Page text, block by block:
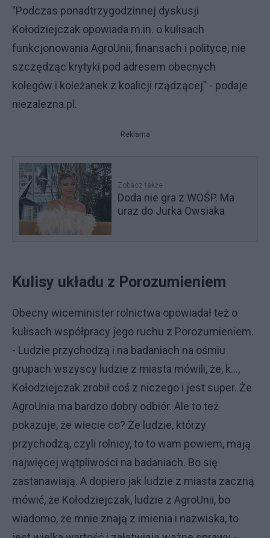
"Podczas ponadtrzygodzinnej dyskusji
Kołodziejczak opowiada m.in. o kulisach
funkcjonowania AgroUnii, finansach i polityce, nie
szczędząc krytyki pod adresem obecnych
kolegów i koleżanek z koalicji rządzącej" - podaje
niezalezna.pl.
Reklama
Zobacz także
Doda nie gra z WOŚP. Ma
uraz do Jurka Owsiaka
Kulisy układu z Porozumieniem
Obecny wiceminister rolnictwa opowiadał też o
kulisach współpracy jego ruchu z Porozumieniem.
- Ludzie przychodzą i na badaniach na ośmiu
grupach wszyscy ludzie z miasta mówili, że, k...,
Kołodziejczak zrobił coś z niczego i jest super. Że
AgroUnia ma bardzo dobry odbiór. Ale to też
pokazuje, że wiecie co? Że ludzie, którzy
przychodzą, czyli rolnicy, to to wam powiem, mają
najwięcej wątpliwości na badaniach. Bo się
zastanawiają. A dopiero jak ludzie z miasta zaczną
mówić, że Kołodziejczak, ludzie z AgroUnii, bo
wiadomo, że mnie znają z imienia i nazwiska, to